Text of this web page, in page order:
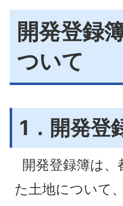
開発登録
ついて
1．開発登
開発登録簿は
た土地について